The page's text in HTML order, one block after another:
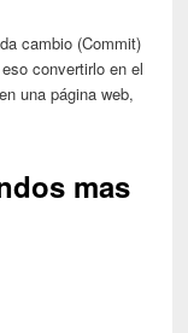
cambio (Commit)
convertirlo en el
una página web,
mas